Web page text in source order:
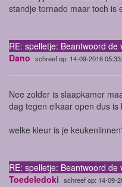
standje tornado maar toch is
RE: spelletje: Beantwoord de
Dano schreef op: 14-09-2016
Nee zolder is slaapkamer
dag tegen elkaar open dus is
welke kleur is je
RE: spelletje: Beantwoord de
Toedeledoki schreef op: 14-09-